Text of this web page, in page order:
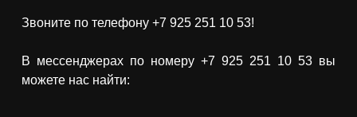
Звоните по телефону +7 925 251 10 53!
В мессенджерах по номеру +7 925 251 10 53 вы
можете нас найти: